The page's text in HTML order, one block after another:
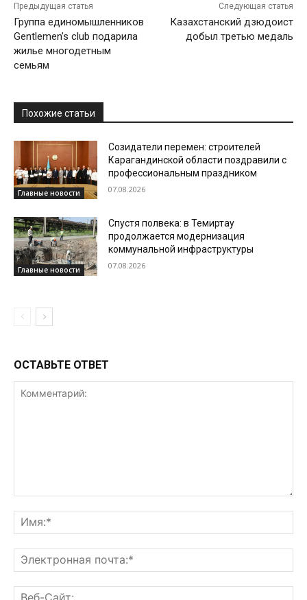
Предыдущая статья
Группа единомышленников
Gentlemen’s club подарила
жилье многодетным
семьям
Следующая статья
Казахстанский дзюдоист
добыл третью медаль
Похожие статьи
Главные новости
Созидатели перемен: строителей
Карагандинской области поздравили с
профессиональным праздником
07.08.2026
Главные новости
Спустя полвека: в Темиртау
продолжается модернизация
коммунальной инфраструктуры
07.08.2026
ОСТАВЬТЕ ОТВЕТ